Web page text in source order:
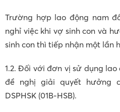
Trường hợp lao động nam
nghỉ việc khi vợ sinh con và
sinh con thì tiếp nhận một lần
1.2. Đối với đơn vị sử dụng lao
đề nghị giải quyết hưởng
DSPHSK (01B-HSB).